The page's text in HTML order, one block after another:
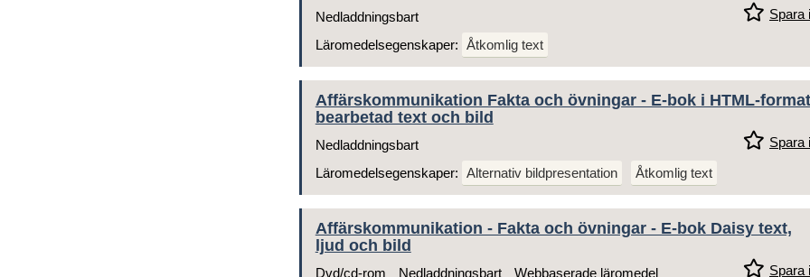
Spara
Nedladdningsbart
Läromedelsegenskaper: Åtkomlig text
Affärskommunikation Fakta och övningar - E-bok i HTML-
bearbetad text och bild
Spara
Nedladdningsbart
Läromedelsegenskaper: Alternativ bildpresentation Åtkomlig text
Affärskommunikation - Fakta och övningar - E-bok Daisy text,
ljud och bild
Spara
Dvd/cd-rom Nedladdningsbart
Webbaserade läromedel